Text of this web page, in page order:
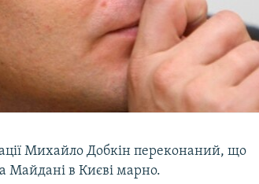
Михайло Добкін переконаний, що
Майдані в Києві марно.